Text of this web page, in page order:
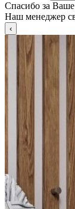
Спасибо за
Наш менеджер